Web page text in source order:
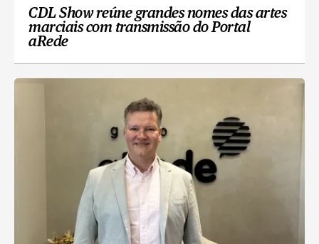
CDL Show reúne grandes nomes das artes
marciais com transmissão do Portal
aRede